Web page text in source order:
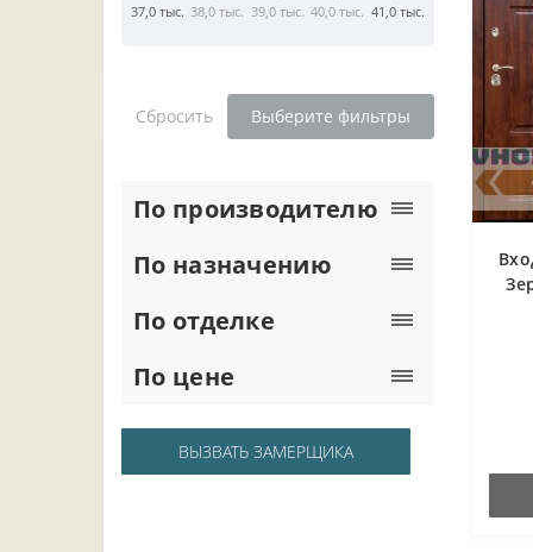
37,0 тыс. 38,0 тыс. 39,0 тыс. 40,0 тыс. 41,0 тыс.
Сбросить Выберите фильтры
По производителю
По назначению
По отделке
По цене
ВЫЗВАТЬ ЗАМЕРЩИКА